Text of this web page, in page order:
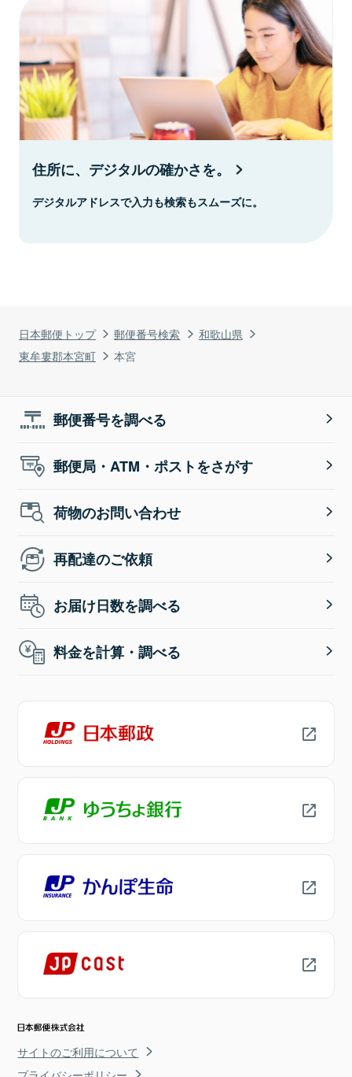
日本郵便トップ 郵便番号検索
和歌山県
東牟婁郡本宮町
本宮
住所に、デジタルの確かさを。
デジタルアドレスで入力も検索もスムーズに。
郵便番号を調べる
郵便局・ATM・ポストをさがす
荷物のお問い合わせ
再配達のご依頼
お届け日数を調べる
料金を計算・調べる
サイトのご利用について